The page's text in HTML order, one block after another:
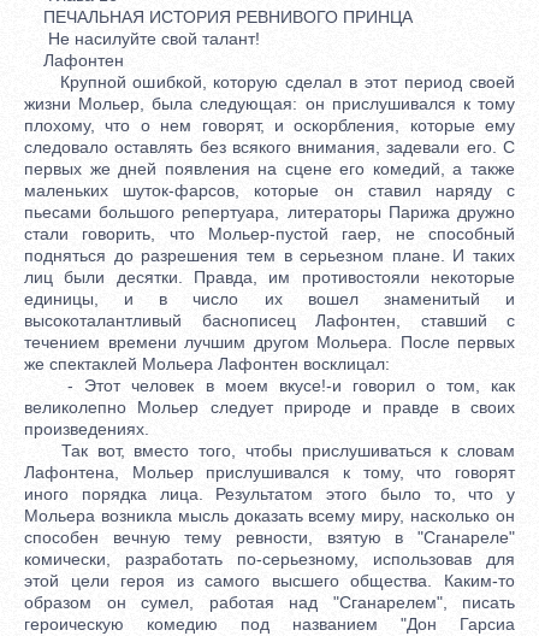
ПЕЧАЛЬНАЯ ИСТОРИЯ РЕВНИВОГО ПРИНЦА
Не насилуйте свой талант!
Лафонтен
Крупной ошибкой, которую сделал в этот период своей
жизни Мольер, была следующая: он прислушивался к тому
плохому, что о нем говорят, и оскорбления, которые ему
следовало оставлять без всякого внимания, задевали его. С
первых же дней появления на сцене его комедий, а также
маленьких шуток-фарсов, которые он ставил наряду с
пьесами большого репертуара, литераторы Парижа дружно
стали говорить, что Мольер-пустой гаер, не способный
подняться до разрешения тем в серьезном плане. И таких
лиц были десятки. Правда, им противостояли некоторые
единицы, и в число их вошел знаменитый и
высокоталантливый баснописец Лафонтен, ставший с
течением времени лучшим другом Мольера. После первых
же спектаклей Мольера Лафонтен восклицал:
- Этот человек в моем вкусе!-и говорил о том, как
великолепно Мольер следует природе и правде в своих
произведениях.
Так вот, вместо того, чтобы прислушиваться к словам
Лафонтена, Мольер прислушивался к тому, что говорят
иного порядка лица. Результатом этого было то, что у
Мольера возникла мысль доказать всему миру, насколько он
способен вечную тему ревности, взятую в "Сганареле"
комически, разработать по-серьезному, использовав для
этой цели героя из самого высшего общества. Каким-то
образом он сумел, работая над "Сганарелем", писать
героическую комедию под названием "Дон Гарсиа